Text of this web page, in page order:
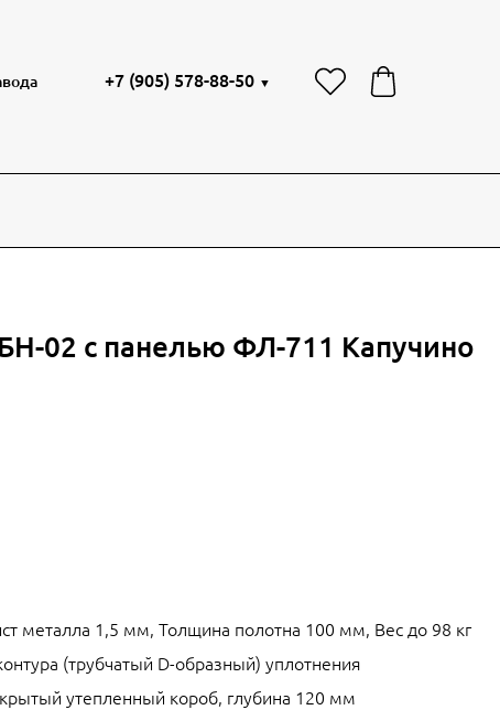
+7 (905) 578-88-50 ▼
02 с панелью ФЛ-711 Капучино
металла 1,5 мм, Толщина полотна 100 мм, Вес до 98 кг
(трубчатый D-образный) уплотнения
утепленный короб, глубина 120 мм